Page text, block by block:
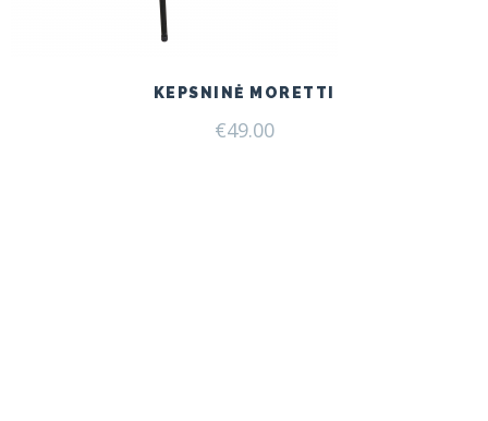
KEPSNINĖ MORETTI
€49.00